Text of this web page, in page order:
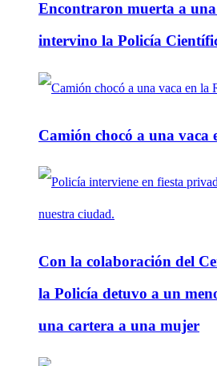
Encontraron muerta a una
intervino la Policía
Camión chocó a una vaca
Con la colaboración del
la Policía detuvo a un
una cartera a una mujer